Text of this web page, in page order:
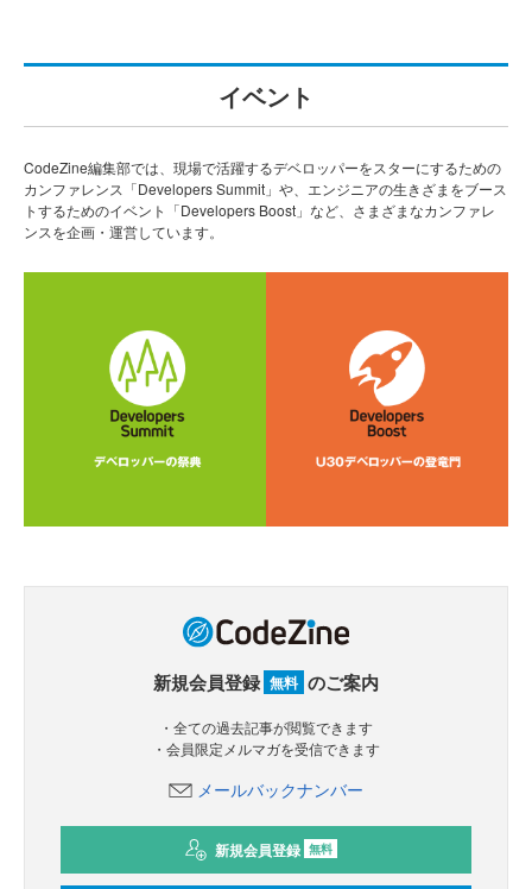
イベント
CodeZine編集部では、現場で活躍するデベロッパーをスターにするための
カンファレンス「Developers Summit」や、エンジニアの生きざまをブース
トするためのイベント「Developers Boost」など、さまざまなカンファレ
ンスを企画・運営しています。
新規会員登録 無料 のご案内
・全ての過去記事が閲覧できます
・会員限定メルマガを受信できます
メールバックナンバー
新規会員登録 無料